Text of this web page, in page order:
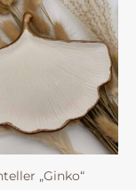
„Ginko“